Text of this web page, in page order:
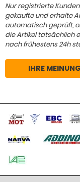
Nur registrierte
gekaufte und erhalte
automatisch geprüft,
die Artikel tatsächlich
nach frühestens 24h
IHRE MEINUNG